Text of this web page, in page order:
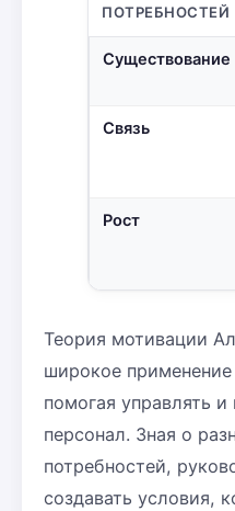
ПОТРЕБНОСТЕЙ
Существование
Связь
Рост
Теория мотивации
широкое
помогая управлять
персонал. Зная о
потребностей,
создавать условия,